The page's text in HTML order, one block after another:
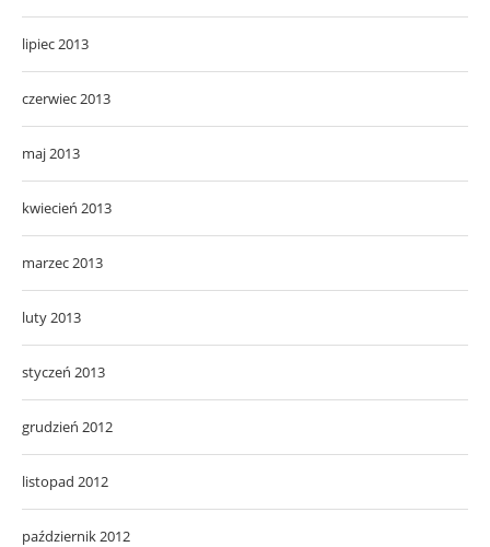
lipiec 2013
czerwiec 2013
maj 2013
kwiecień 2013
marzec 2013
luty 2013
styczeń 2013
grudzień 2012
listopad 2012
październik 2012